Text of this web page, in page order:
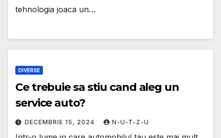
tehnologia joaca un…
DIVERSE
Ce trebuie sa stiu cand aleg un
service auto?
DECEMBRIE 15, 2024 N-U-T-Z-U